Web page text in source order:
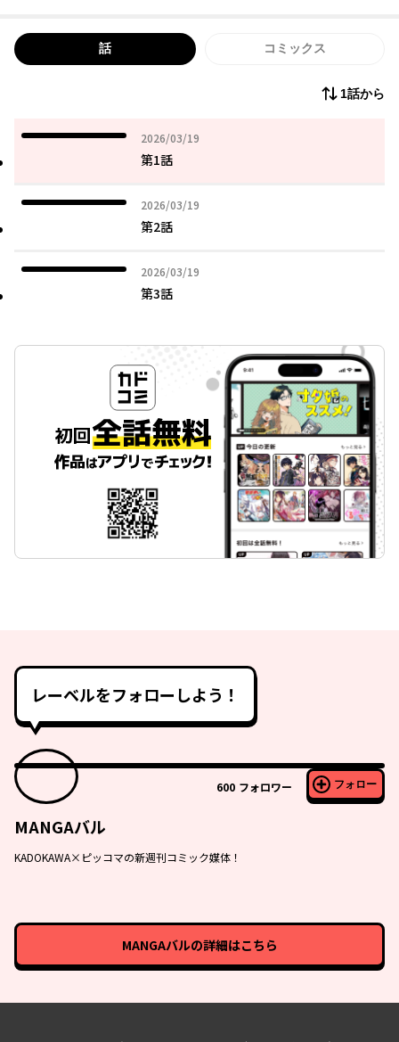
話 コミックス
1話から
2026/03/19
2026年03月19日
第1話
2026/03/19
2026年03月19日
第2話
2026/03/19
2026年03月19日
第3話
レーベルをフォローしよう！
600 フォロワー フォロー
MANGAバル
KADOKAWA×ピッコマの新週刊コミック媒体！
MANGAバルの詳細はこちら